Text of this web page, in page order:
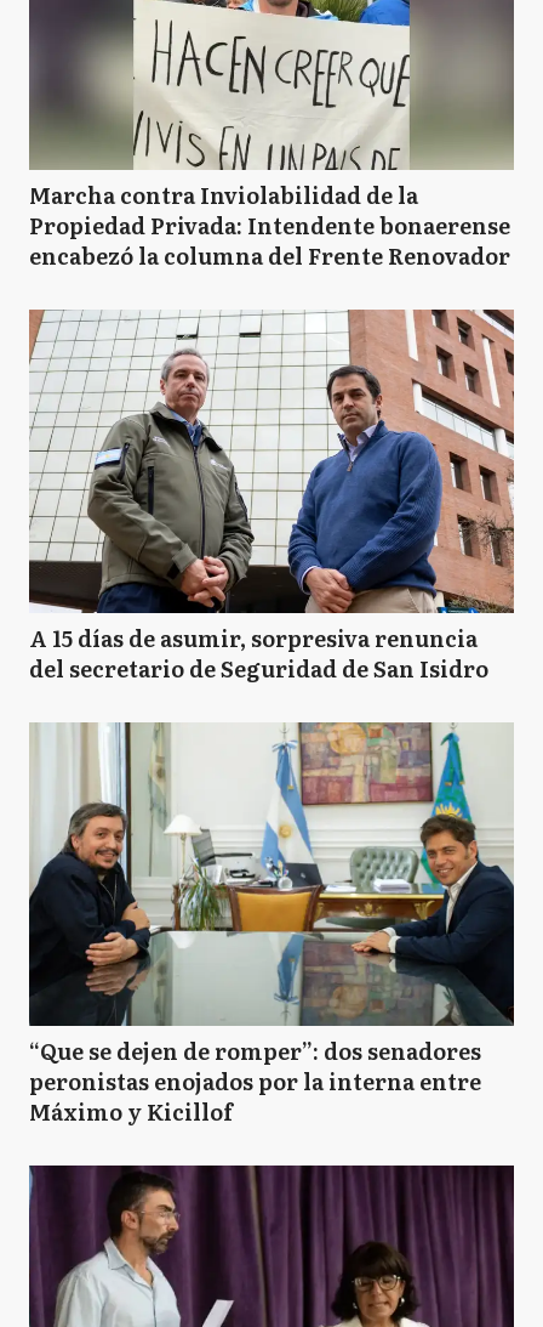
Marcha contra Inviolabilidad de la
Propiedad Privada: Intendente bonaerense
encabezó la columna del Frente Renovador
A 15 días de asumir, sorpresiva renuncia
del secretario de Seguridad de San Isidro
“Que se dejen de romper”: dos senadores
peronistas enojados por la interna entre
Máximo y Kicillof